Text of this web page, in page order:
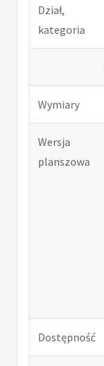
Dział,
kategoria
Wymiary
Wersja
planszowa
Dostępność